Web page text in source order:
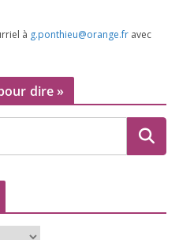
à g.​ponthieu@​orange.​fr avec
dire »